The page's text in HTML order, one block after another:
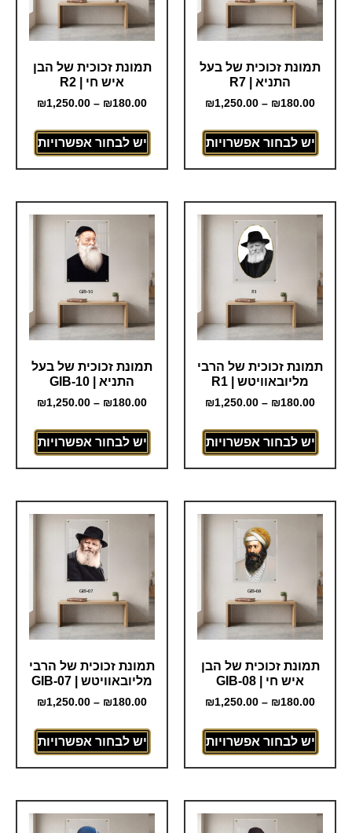
תמונת זכוכית של בעל
התניא | R7
₪180.00
–
₪1,250.00
יש לבחור אפשרויות
תמונת זכוכית של הבן
איש חי | R2
₪180.00
–
₪1,250.00
יש לבחור אפשרויות
תמונת זכוכית של הרבי
מליובאוויטש | R1
₪180.00
–
₪1,250.00
יש לבחור אפשרויות
תמונת זכוכית של בעל
התניא | GIB-10
₪180.00
–
₪1,250.00
יש לבחור אפשרויות
תמונת זכוכית של הבן
איש חי | GIB-08
₪180.00
–
₪1,250.00
יש לבחור אפשרויות
תמונת זכוכית של הרבי
מליובאוויטש | GIB-07
₪180.00
–
₪1,250.00
יש לבחור אפשרויות